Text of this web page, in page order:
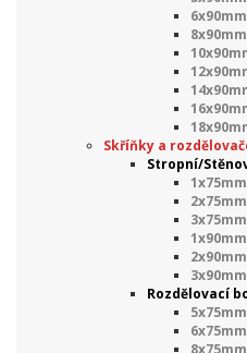
Skříňky a
Stropní/
Rozdělovací